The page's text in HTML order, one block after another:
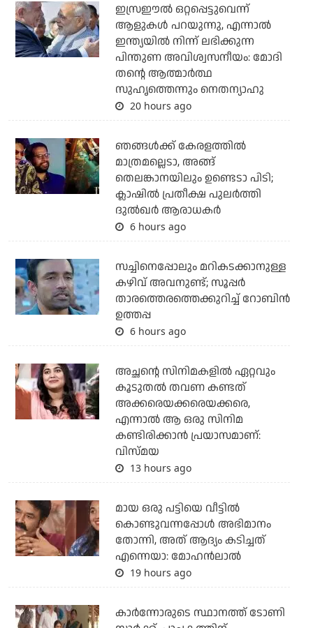
ഇസ്രഈല്‍ ഒറ്റപ്പെട്ടുവെന്ന്
ആളുകള്‍ പറയുന്നു, എന്നാല്‍
ഇന്ത്യയില്‍ നിന്ന് ലഭിക്കുന്ന
പിന്തുണ അവിശ്വസനീയം: മോദി
തന്റെ ആത്മാര്‍ത്ഥ
സുഹൃത്തെന്നും നെതന്യാഹു
20 hours ago
ഞങ്ങള്‍ക്ക് കേരളത്തില്‍
മാത്രമല്ലെടാ, അങ്ങ്
തെലങ്കാനയിലും ഉണ്ടെടാ പിടി;
ക്ലാഷില്‍ പ്രതീക്ഷ പുലര്‍ത്തി
ദുല്‍ഖര്‍ ആരാധകര്‍
6 hours ago
സച്ചിനെപ്പോലും മറികടക്കാനുള്ള
കഴിവ് അവനുണ്ട്; സൂപ്പര്‍
താരത്തെരത്തെക്കുറിച്ച് റോബിന്‍
ഉത്തപ്പ
6 hours ago
അച്ഛന്റെ സിനിമകളില്‍ ഏറ്റവും
കൂടുതല്‍ തവണ കണ്ടത്
അക്കരെയക്കരെയക്കരെ,
എന്നാല്‍ ആ ഒരു സിനിമ
കണ്ടിരിക്കാന്‍ പ്രയാസമാണ്:
വിസ്മയ
13 hours ago
മായ ഒരു പട്ടിയെ വീട്ടില്‍
കൊണ്ടുവന്നപ്പോള്‍ അഭിമാനം
തോന്നി, അത് ആദ്യം കടിച്ചത്
എന്നെയാ: മോഹന്‍ലാല്‍
19 hours ago
കാര്‍ന്നോരുടെ സ്ഥാനത്ത് ടോണി